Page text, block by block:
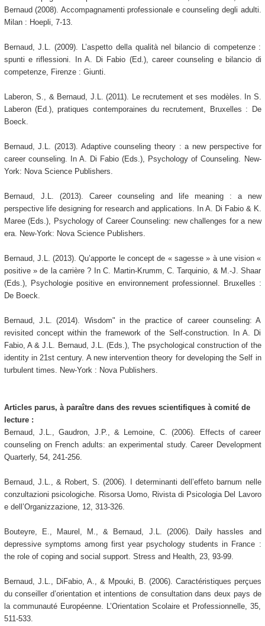
Bernaud (2008). Accompagnamenti professionale e counseling degli adulti.
Milan : Hoepli, 7-13.
Bernaud, J.L. (2009). L’aspetto della qualità nel bilancio di competenze :
spunti e riflessioni. In A. Di Fabio (Ed.), career counseling e bilancio di
competenze, Firenze : Giunti.
Laberon, S., & Bernaud, J.L. (2011). Le recrutement et ses modèles. In S.
Laberon (Ed.), pratiques contemporaines du recrutement, Bruxelles : De
Boeck.
Bernaud, J.L. (2013). Adaptive counseling theory : a new perspective for
career counseling. In A. Di Fabio (Eds.), Psychology of Counseling. New-
York: Nova Science Publishers.
Bernaud, J.L. (2013). Career counseling and life meaning : a new
perspective life designing for research and applications. In A. Di Fabio & K.
Maree (Eds.), Psychology of Career Counseling: new challenges for a new
era. New-York: Nova Science Publishers.
Bernaud, J.L. (2013). Qu’apporte le concept de « sagesse » à une vision «
positive » de la carrière ? In C. Martin-Krumm, C. Tarquinio, & M.-J. Shaar
(Eds.), Psychologie positive en environnement professionnel. Bruxelles :
De Boeck.
Bernaud, J.L. (2014). Wisdom" in the practice of career counseling: A
revisited concept within the framework of the Self-construction. In A. Di
Fabio, A & J.L. Bernaud, J.L. (Eds.), The psychological construction of the
identity in 21st century. A new intervention theory for developing the Self in
turbulent times. New-York : Nova Publishers.
Articles parus, à paraître dans des revues scientifiques à comité de
lecture :
Bernaud, J.L., Gaudron, J.P., & Lemoine, C. (2006). Effects of career
counseling on French adults: an experimental study. Career Development
Quarterly, 54, 241-256.
Bernaud, J.L., & Robert, S. (2006). I determinanti dell’effeto barnum nelle
conzultazioni psicologiche. Risorsa Uomo, Rivista di Psicologia Del Lavoro
e dell’Organizzazione, 12, 313-326.
Bouteyre, E., Maurel, M., & Bernaud, J.L. (2006). Daily hassles and
depressive symptoms among first year psychology students in France :
the role of coping and social support. Stress and Health, 23, 93-99.
Bernaud, J.L., DiFabio, A., & Mpouki, B. (2006). Caractéristiques perçues
du conseiller d’orientation et intentions de consultation dans deux pays de
la communauté Européenne. L’Orientation Scolaire et Professionnelle, 35,
511-533.